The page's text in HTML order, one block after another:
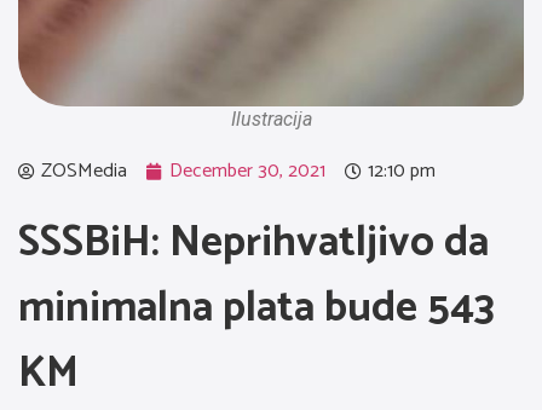
Ilustracija
ZOSMedia December 30, 2021 12:10 pm
SSSBiH: Neprihvatljivo da
minimalna plata bude 543
KM